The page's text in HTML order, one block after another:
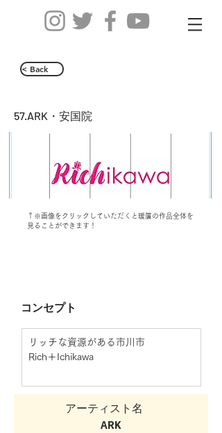
< Back
57.ARK・安国院
↑※画像をクリックしていただくと暖簾の作品全体を
見ることができます！
コンセプト
リッチな資源がある市川市
Rich＋Ichikawa
アーティスト名
ARK